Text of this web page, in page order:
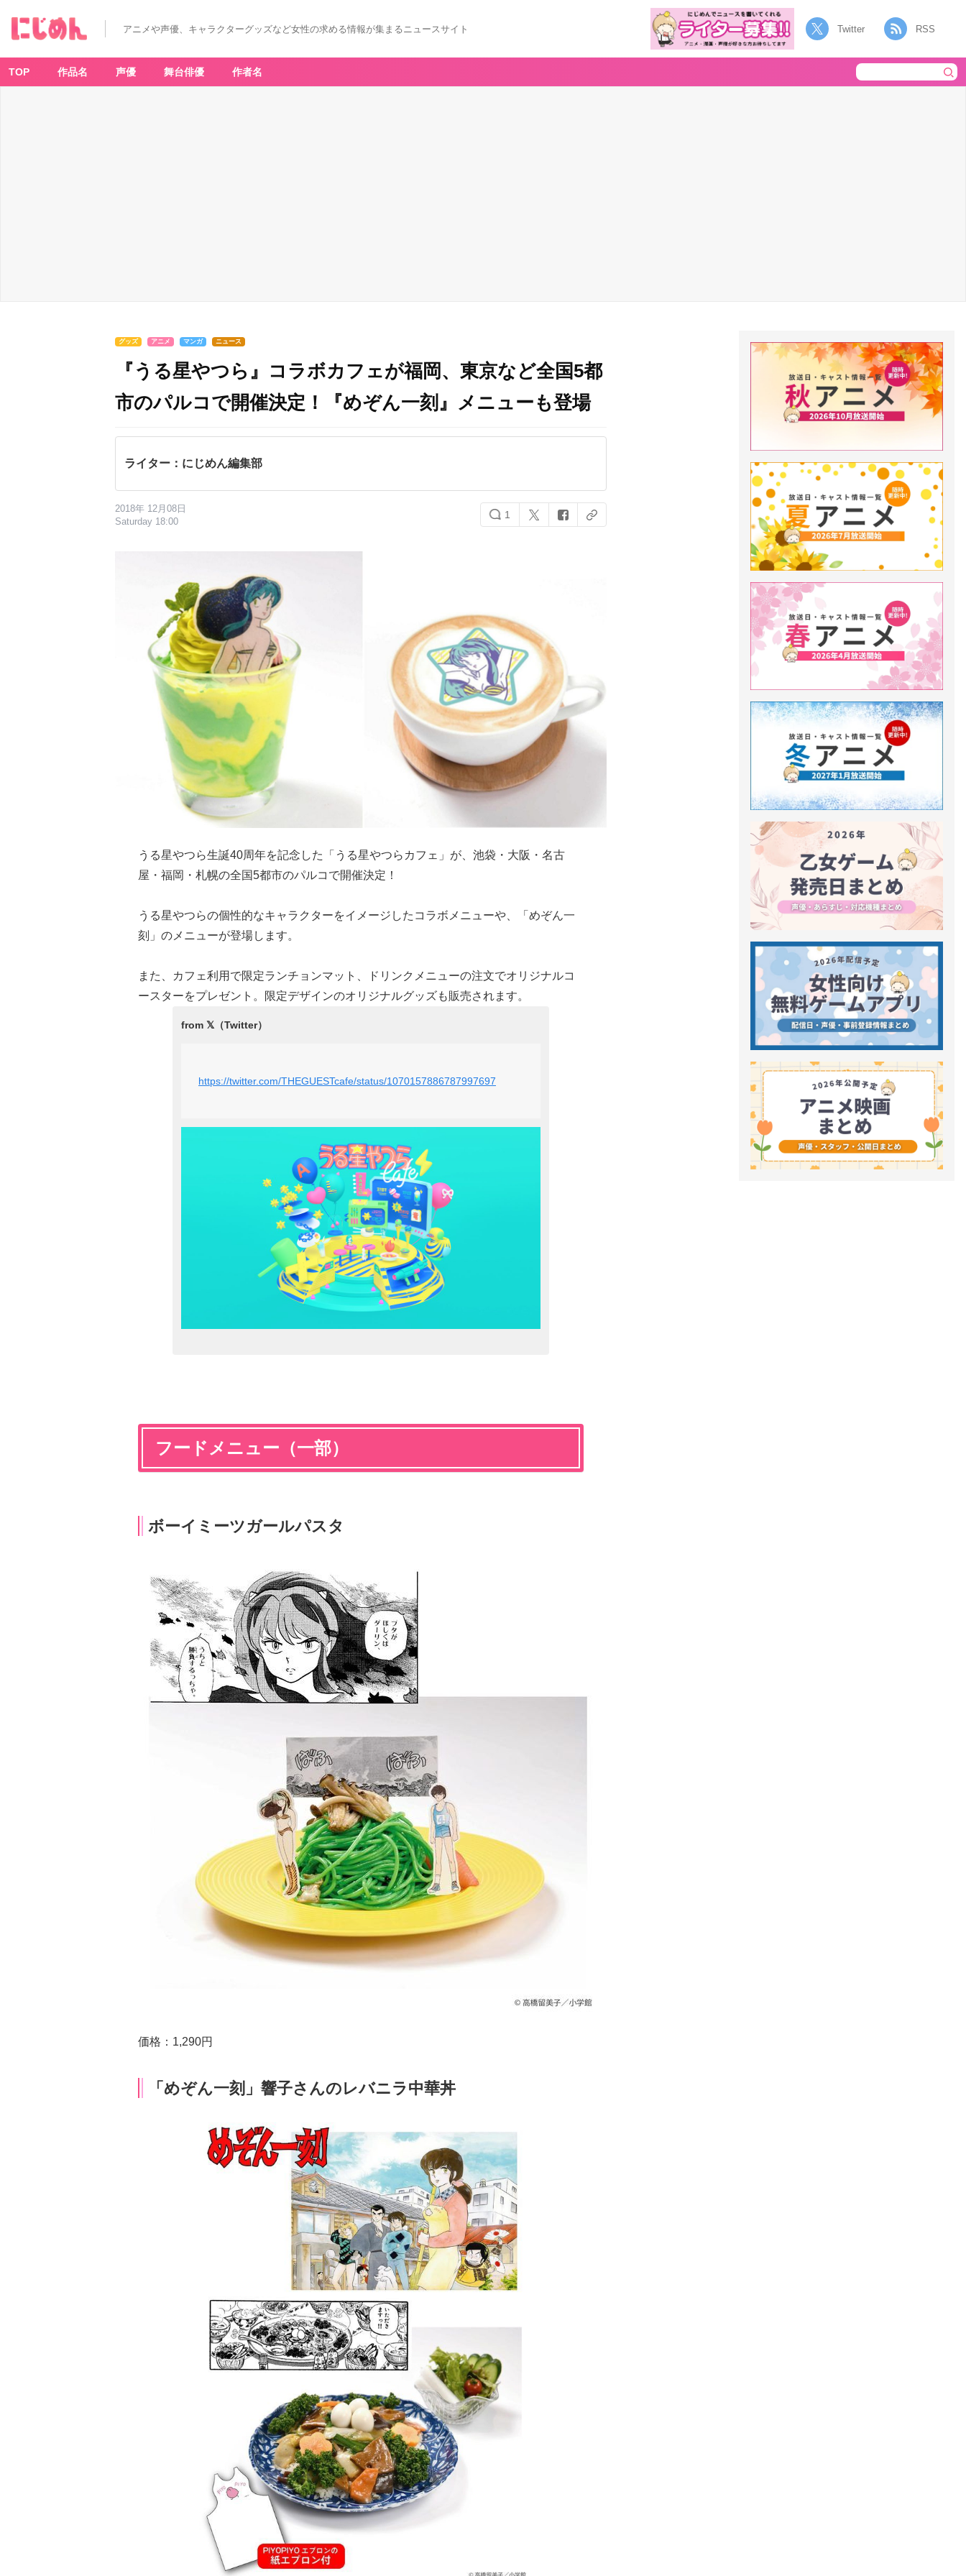
アニメや声優、キャラクターグッズなど女性の求める情報が集まるニュースサイト Twitter RSS
TOP 作品名 声優 舞台俳優 作者名
グッズ アニメ マンガ ニュース
『うる星やつら』コラボカフェが福岡、東京など全国5都
市のパルコで開催決定！『めぞん一刻』メニューも登場
ライター：にじめん編集部
2018年 12月08日
Saturday 18:00
1
うる星やつら生誕40周年を記念した「うる星やつらカフェ」が、池袋・大阪・名古
屋・福岡・札幌の全国5都市のパルコで開催決定！
うる星やつらの個性的なキャラクターをイメージしたコラボメニューや、「めぞん一
刻」のメニューが登場します。
また、カフェ利用で限定ランチョンマット、ドリンクメニューの注文でオリジナルコ
ースターをプレゼント。限定デザインのオリジナルグッズも販売されます。
https://twitter.com/THEGUESTcafe/status/1070157886787997697
フードメニュー（一部）
ボーイミーツガールパスタ
価格：1,290円
「めぞん一刻」響子さんのレバニラ中華丼